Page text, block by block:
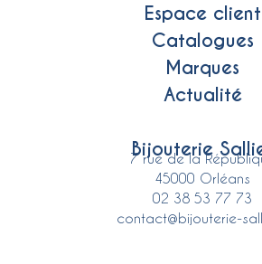
Espace client
Catalogues
Marques
Actualité
Bijouterie
7 rue de la
45000 Orléans
02 38 53 77 73
contact@bijouterie-